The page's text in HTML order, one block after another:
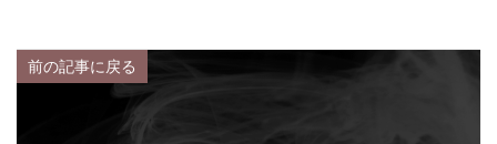
前の記事に戻る